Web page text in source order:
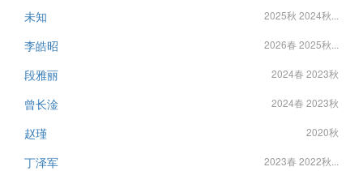
未知 2025秋 2024秋...
李皓昭 2026春 2025秋...
段雅丽 2024春 2023秋
曾长淦 2024春 2023秋
赵瑾 2020秋
丁泽军 2023春 2022秋...